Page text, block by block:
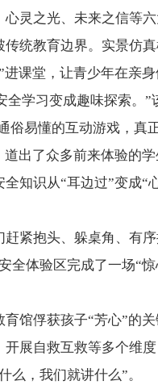
灵之光、未来之信等
统教育边界。实景仿
课堂，让青少年在亲身
学习变成趣味探索。
易懂的互动游戏，真
出了众多前来体验的
知识从“耳边过”变成“
紧抱头、躲桌角、有
全体验区完成了一场“
馆俘获孩子“芳心”的
展自救互救等多个维
么，我们就讲什么”。